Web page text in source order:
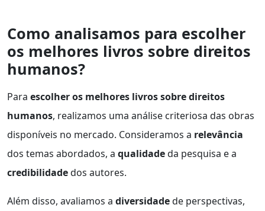
Como analisamos para escolher
os melhores livros sobre direitos
humanos?
Para escolher os melhores livros sobre direitos
humanos, realizamos uma análise criteriosa das obras
disponíveis no mercado. Consideramos a relevância
dos temas abordados, a qualidadeda pesquisa e a
credibilidadedos autores.
Além disso, avaliamos a diversidadede perspectivas,